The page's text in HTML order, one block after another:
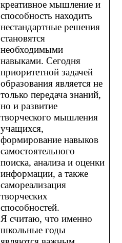
креативное мышление и
способность находить
нестандартные решения
становятся
необходимыми
навыками. Сегодня
приоритетной задачей
образования является не
только передача знаний,
но и развитие
творческого мышления
учащихся,
формирование навыков
самостоятельного
поиска, анализа и оценки
информации, а также
самореализация
творческих
способностей.
Я считаю, что именно
школьные годы